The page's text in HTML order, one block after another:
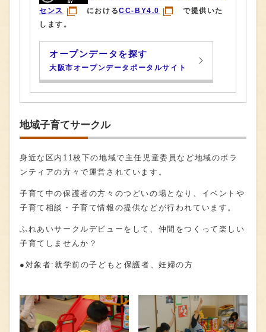
センス
におけるCC-BY4.0
で提供いた
します。
オープンデータを探す
大阪市オープンデータポータルサイト
地域子育てサークル
身近な区内11校下の地域で主任児童委員など地域のボラ
ンティアの方々で運営されています。
子育て中の保護者の方々のつどいの場となり、イベントや
子育て相談・子育て情報の提供などが行われています。
ふれあいサークルデビューをして、仲間をつくって楽しい
子育てしませんか？
●対象者:就学前の子どもと保護者、妊婦の方